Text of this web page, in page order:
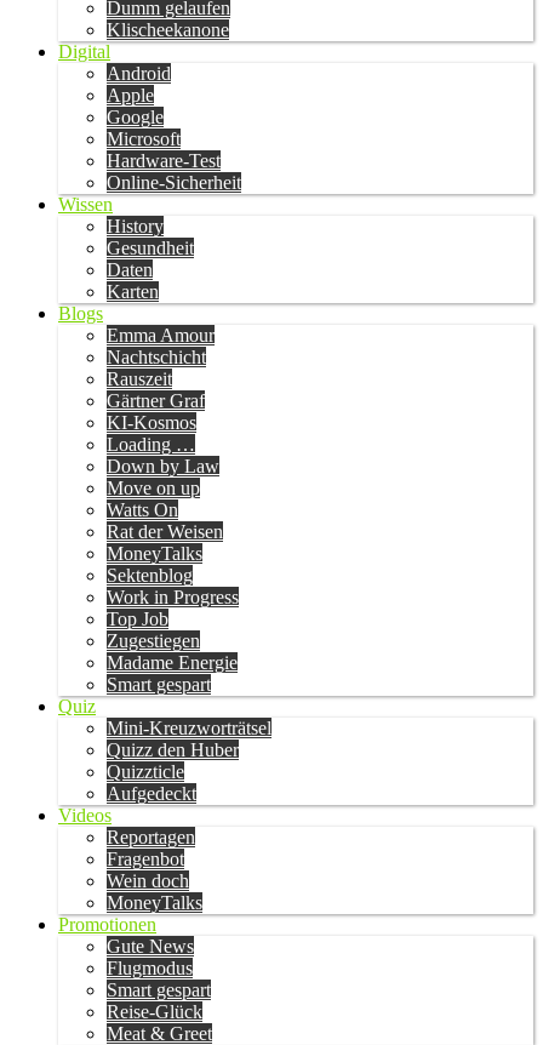
Dumm gelaufen
Klischeekanone
Digital
Android
Apple
Google
Microsoft
Hardware-Test
Online-Sicherheit
Wissen
History
Gesundheit
Daten
Karten
Blogs
Emma Amour
Nachtschicht
Rauszeit
Gärtner Graf
KI-Kosmos
Loading …
Down by Law
Move on up
Watts On
Rat der Weisen
MoneyTalks
Sektenblog
Work in Progress
Top Job
Zugestiegen
Madame Energie
Smart gespart
Quiz
Mini-Kreuzworträtsel
Quizz den Huber
Quizzticle
Aufgedeckt
Videos
Reportagen
Fragenbot
Wein doch
MoneyTalks
Promotionen
Gute News
Flugmodus
Smart gespart
Reise-Glück
Meat & Greet